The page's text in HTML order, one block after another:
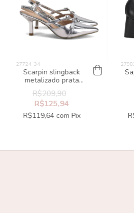
Scarpin slingback
metalizado prata
salto fino
R$209,90
R$125,94
R$119,64 com Pix